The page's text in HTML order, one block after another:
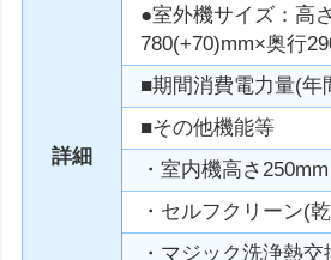
詳細
●室外機サイズ：高
780(+70)mm×奥行
■期間消費電力量(年
■その他機能等
・室内機高さ250mm
・セルフクリーン(
・マジック洗浄熱交